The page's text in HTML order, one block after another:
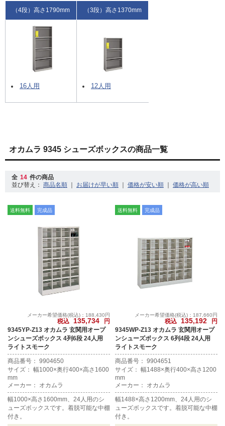
（4段）高さ1790mm （3段）高さ1370mm
16人用 12人用
オカムラ 9345 シューズボックスの商品一覧
全 14 件の商品
並び替え：
送料無料 完成品
メーカー希望価格(税込)：188,430円
税込 135,734
円
9345YP-Z13 オカムラ 玄関用オープ
ンシューズボックス 4列6段 24人用
ライトスモーク
商品番号： 9904650
サイズ： 幅1000×奥行400×高さ1600
mm
メーカー： オカムラ
幅1000×高さ1600mm、24人用のシ
ューズボックスです。着脱可能な中棚
付き。
送料無料 完成品
メーカー希望価格(税込)：187,660円
税込 135,192
円
9345WP-Z13 オカムラ 玄関用オープ
ンシューズボックス 6列4段 24人用
ライトスモーク
商品番号： 9904651
サイズ： 幅1488×奥行400×高さ1200
mm
メーカー： オカムラ
幅1488×高さ1200mm、24人用のシ
ューズボックスです。着脱可能な中棚
付き。